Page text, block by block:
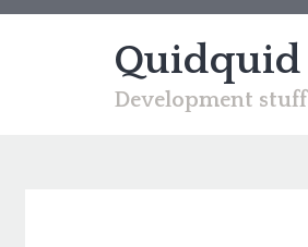
Quidquid
Development stuff